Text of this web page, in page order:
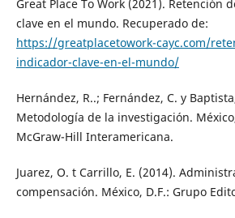
Great Place To Work (2021). Retención
clave en el mundo. Recuperado de:
https://greatplacetowork-cayc.com/
indicador-clave-en-el-mundo/
Hernández, R..; Fernández, C. y
Metodología de la investigación.
McGraw-Hill Interamericana.
Juarez, O. t Carrillo, E. (2014).
compensación. México, D.F.: Grupo